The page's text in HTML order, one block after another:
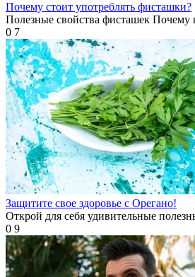
Почему стоит употреблять фисташки?
Полезные свойства фисташек Почему
0 7
Защитите свое здоровье с Орегано!
Открой для себя удивительные
0 9